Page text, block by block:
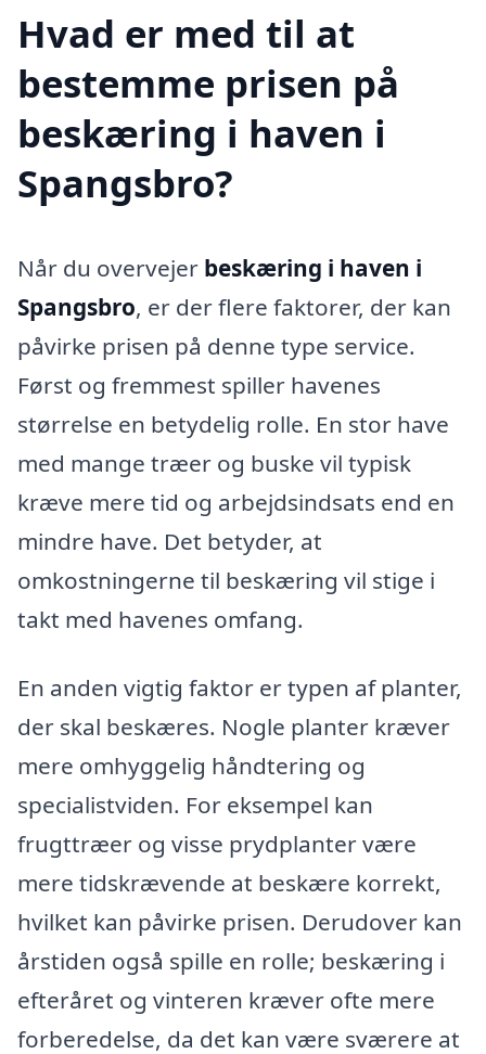
Hvad er med til at
bestemme prisen på
beskæring i haven i
Spangsbro?
Når du overvejer beskæring i haven i
Spangsbro, er der flere faktorer, der kan
påvirke prisen på denne type service.
Først og fremmest spiller havenes
størrelse en betydelig rolle. En stor have
med mange træer og buske vil typisk
kræve mere tid og arbejdsindsats end en
mindre have. Det betyder, at
omkostningerne til beskæring vil stige i
takt med havenes omfang.
En anden vigtig faktor er typen af planter,
der skal beskæres. Nogle planter kræver
mere omhyggelig håndtering og
specialistviden. For eksempel kan
frugttræer og visse prydplanter være
mere tidskrævende at beskære korrekt,
hvilket kan påvirke prisen. Derudover kan
årstiden også spille en rolle; beskæring i
efteråret og vinteren kræver ofte mere
forberedelse, da det kan være sværere at